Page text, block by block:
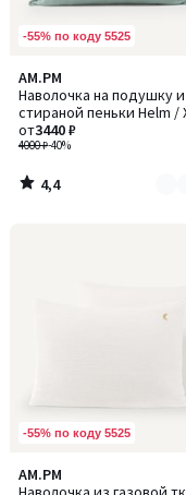
-55% по коду 5525
AM.PM
Наволочка на подушку
стираной пеньки Helm /
4000 ₽-40%
от3440 ₽
4,4
/ 5
Количество
цветов:
4
4,4
/
-55% по коду 5525
AM.PM
4,6
/ 5
Количество